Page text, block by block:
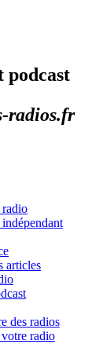
podcast
radios.fr
radio
indépendant
articles
des radios
radio